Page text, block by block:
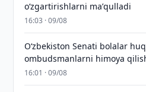
oʻzgartirishlarni maʼqulladi
16:03 · 09/08
Oʻzbekiston Senati bolalar
ombudsmanlarni himoya
16:01 · 09/08